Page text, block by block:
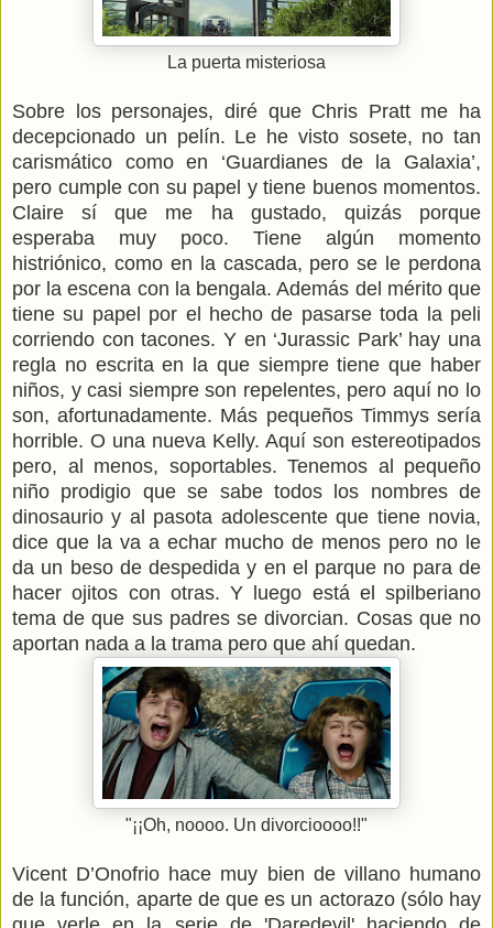
La puerta misteriosa
Sobre los personajes, diré que Chris Pratt me ha
decepcionado un pelín. Le he visto sosete, no tan
carismático como en ‘Guardianes de la Galaxia’,
pero cumple con su papel y tiene buenos momentos.
Claire sí que me ha gustado, quizás porque
esperaba muy poco. Tiene algún momento
histriónico, como en la cascada, pero se le perdona
por la escena con la bengala. Además del mérito que
tiene su papel por el hecho de pasarse toda la peli
corriendo con tacones. Y en ‘Jurassic Park’ hay una
regla no escrita en la que siempre tiene que haber
niños, y casi siempre son repelentes, pero aquí no lo
son, afortunadamente. Más pequeños Timmys sería
horrible. O una nueva Kelly. Aquí son estereotipados
pero, al menos, soportables. Tenemos al pequeño
niño prodigio que se sabe todos los nombres de
dinosaurio y al pasota adolescente que tiene novia,
dice que la va a echar mucho de menos pero no le
da un beso de despedida y en el parque no para de
hacer ojitos con otras. Y luego está el spilberiano
tema de que sus padres se divorcian. Cosas que no
aportan nada a la trama pero que ahí quedan.
"¡¡Oh, noooo. Un divorcioooo!!"
Vicent D’Onofrio hace muy bien de villano humano
de la función, aparte de que es un actorazo (sólo hay